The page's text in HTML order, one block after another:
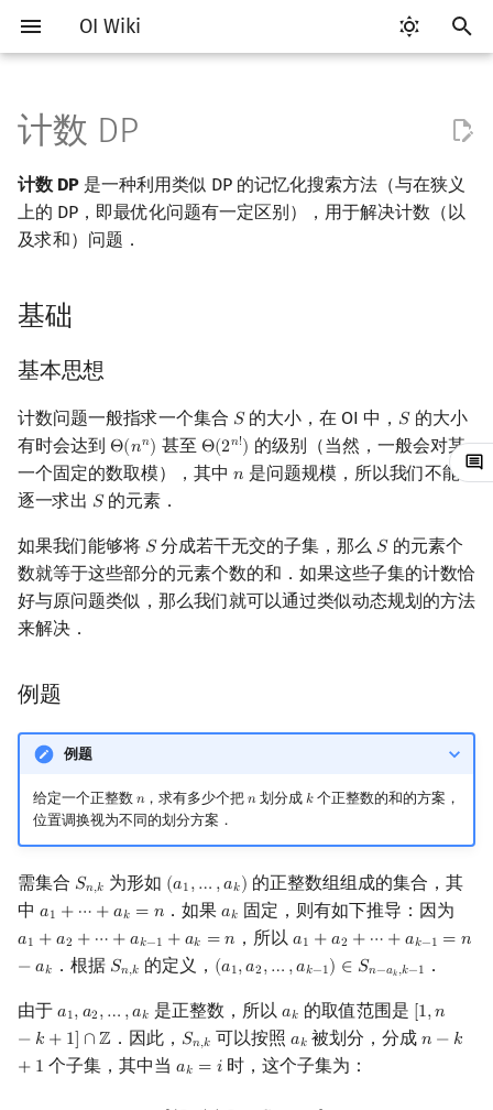
OI Wiki
入
开
始
索
Getting Started
关于本项目
OI Wiki 不是什么
格式手册
数学符号表
F.A.Q.
致谢
比赛相关简介
赛事 ICPC/CCPC 赛事与赛制
交互题
学习路线
学习资源
技巧
分段打表
出题
工具软件简介
代码编辑工具 Emacs
Notepad++
Kate
CLion
Sublime Text
CP Editor
Code::Blocks
Arbiter
命令行
命令行编译与调试
编译器
WSL (Windows 10)
Testlib
通用
Checker
Polygon
OJ 工具
LaTeX 入门
Git
语言基础简介
C++ 基础 C++ 语法基础
高级数据类型
函数
STL 容器
pair
C++ 进阶
命名空间
常量
新版 C++ 特性
pb_ds
C++ 与其他常用语言的区别
Pascal 转 C++ 急救
Python 速成
Java 进阶
算法基础简介
复杂度 均摊复杂度
模拟
递归 & 分治
贪心
排序
选择排序
基数排序
快速排序
堆排序
Tim 排序
排序相关 STL
排序应用
二分
倍增
构造
搜索部分简介
DFS（搜索）
双向搜索
启发式搜索
A*
迭代加深搜索
回溯法
Dancing Links
Alpha–Beta 剪枝
优化
基础
基本思想
与最优化 DP 的异同
例题
解法 1
解法 2
DP 优化简介
单调队列/单调栈优化
四边形不等式优化
Slope Trick 优化
WQS 二分
状态设计优化
字符串部分简介
字符串基础
字符串匹配
字符串哈希
字典树 (Trie)
前缀函数与 KMP 算法
Z 函数（扩展 KMP）
AC 自动机
后缀数组 (SA)
最优原地后缀排序算法
后缀自动机 (SAM)
后缀平衡树
广义后缀自动机
后缀树
Manacher
回文树
序列自动机
数学部分简介
布尔代数 进位制
位操作
二进制集合操作
高精度计算
快速幂
弧度制与坐标系
复数
数论
模算术简介
筛法
分解质因数
费马小定理 & 欧拉定理
升幂引理
阶乘取模
卢卡斯定理
同余方程
二次剩余
阶 & 原根
多项式与生成函数
代数基本定理
Chirp Z 变换
多项式牛顿迭代
多项式初等函数
Lagrange 反演
形式幂级数复合|复合逆
普通生成函数
指数生成函数
组合数学
抽屉原理
卡特兰数
斯特林数
伯努利数
范德蒙德卷积
Pólya 计数
图论计数
线性代数
向量
行列式
线性空间
线性映射
线性规划
单纯形法
抽象代数
群论
概率论
条件概率与独立性
博弈论
公平组合游戏
数值积分
数据结构部分简介
栈
链表
哈希表
并查集
并查集复杂度
堆
二叉堆
块状数组
单调栈
单调队列
ST 表
树状数组
线段树
线段树合并 & 分裂
Kinetic Tournament Tree
划分树
二叉搜索树 & 平衡树
Treap
笛卡尔树
Size Balanced Tree
红黑树
跳表
可持久化数据结构
可持久化线段树
可持久化可并堆
树套树
平衡树套线段树
全局平衡二叉树
图论部分简介
图论相关概念
DFS（图论）
BFS（图论）
树上问题
树的直径
树链剖分
树上启发式合并
树分治
树上随机游走
有向无环图
最短路问题
差分约束
生成树问题
最小树形图
斯坦纳树
拆点
连通性相关
双连通分量
环计数问题
最小环
2-SAT
欧拉图
哈密顿图
最大流
Stoer–Wagner 算法
二分图最大匹配
稳定匹配
计算几何部分简介
二维计算几何基础
距离
Pick 定理
三角剖分
凸包
旋转卡壳
半平面交
平面最近点对
随机增量法
反演变换
计算几何杂项
杂项简介
离散化
离线算法
CDQ 分治
分数规划
随机化
随机化技巧
悬线法
计算理论基础
字节顺序
约瑟夫问题
表达式求值
在一台机器上规划任务
主元素问题
Garsia–Wachs 算法
15-puzzle
Kahan 求和
珂朵莉树/颜色段均摊
RMQ
并查集应用
线段树与离线询问
计数 DP
计数 DP 是一种利用类似 DP 的记忆化搜索方法（与在狭义
上的 DP，即最优化问题有一定区别），用于解决计数（以
及求和）问题．
基础
基本思想
计数问题一般指求一个集合 𝑆
S的大小，在 OI 中， 𝑆
S的大小
有时会达到 Θ(𝑛𝑛)
Θ(nn) 甚至 Θ(2𝑛!)
Θ(2n!) 的级别（当然，一般会对某
一个固定的数取模），其中 𝑛
n 是问题规模，所以我们不能
逐一求出 𝑆
S的元素．
如果我们能够将 𝑆
S分成若干无交的子集，那么 𝑆
S的元素个
数就等于这些部分的元素个数的和．如果这些子集的计数恰
好与原问题类似，那么我们就可以通过类似动态规划的方法
来解决．
例题
例题
给定一个正整数 𝑛
n，求有多少个把𝑛
n划分成 𝑘
k个正整数的和的方案，
位置调换视为不同的划分方案．
需集合 𝑆𝑛,𝑘
Sn,k 为形如 (𝑎1,… ,𝑎𝑘)
(a1,…,ak)
的正整数组组成的集合，其
中 𝑎1 + ⋯ +𝑎𝑘 = 𝑛
a1 +⋯+ ak =n ．如果𝑎𝑘
ak 固定，则有如下推导：因为
𝑎1 +𝑎2 + ⋯ +𝑎𝑘−1 +𝑎𝑘 = 𝑛
a1 +a 2+⋯+ak−1 +ak= n ，所以𝑎1 +𝑎2 + ⋯ +𝑎𝑘−1 = 𝑛
−𝑎𝑘
a1 +a 2+⋯+ak−1=n−a k
．根据 𝑆𝑛,𝑘
Sn,k 的定义， (𝑎1,𝑎2,… ,𝑎𝑘−1) ∈ 𝑆𝑛−𝑎𝑘,𝑘−1
(a1,a2,…,ak−1)∈Sn −ak,k−1 ．
由于 𝑎1,𝑎2,… ,𝑎𝑘
a1, a2,…,ak 是正整数，所以 𝑎𝑘
ak 的取值范围是 [1,𝑛
− 𝑘 + 1] ∩ℤ
1,n−
．因此， 𝑆𝑛,𝑘
Sn,k 可以按照 𝑎𝑘
ak 被划分，分成𝑛 − 𝑘
+ 1
n −k+1
个子集，其中当 𝑎𝑘 = 𝑖
ak =i 时，这个子集为：